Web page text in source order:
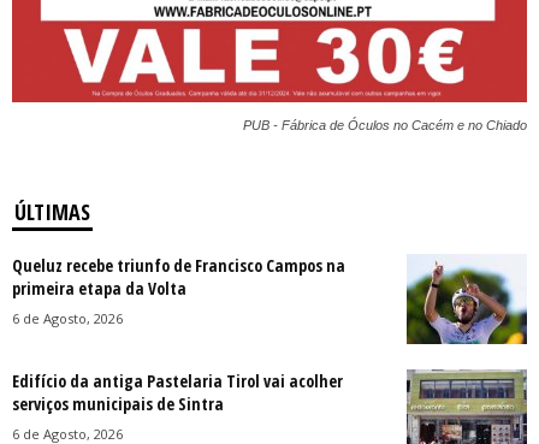
PUB - Fábrica de Óculos no Cacém e no Chiado
ÚLTIMAS
Queluz recebe triunfo de Francisco Campos na
primeira etapa da Volta
6 de Agosto, 2026
Edifício da antiga Pastelaria Tirol vai acolher
serviços municipais de Sintra
6 de Agosto, 2026